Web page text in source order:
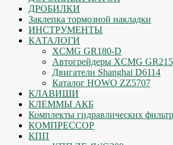
ДРОБИЛКИ
Заклепка тормозной накладки
ИНСТРУМЕНТЫ
КАТАЛОГИ
XCMG GR180-D
Автогрейдеры XCMG
Двигатели Shanghai D6114
Каталог HOWO ZZ5707
КЛАВИШИ
КЛЕММЫ АКБ
Комплекты гидравлических
КОМПРЕССОР
КПП